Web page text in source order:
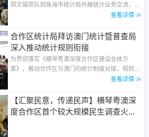
郑文福带队到珠海市统计局开展统计业务交流，就
统计发展和统计服务等方面进一步深化双方合作进
查看详情
合作区统计局拜访澳门统计暨普查局
深入推动统计规则衔接
为贯彻落实《横琴粤澳深度合作区建设总体方
案》，推动合作区与澳门的统计制度对接、规则衔
接，根据执委会主要领导关于“合作区统计局要加
机制”的工作要求，3月31日，合作区统计局代理
局长李国辉率局领导班子和全体处室负责人赴澳门
统计暨普查局座谈交流。澳门统计暨普查局杨名就
查看详情
【汇聚民意，传递民声】横琴粤澳深
度合作区首个较大规模民生调查火热